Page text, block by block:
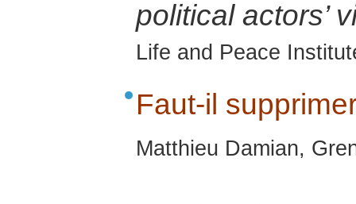
political actors’
Life and Peace
Faut-il
Matthieu Damian,